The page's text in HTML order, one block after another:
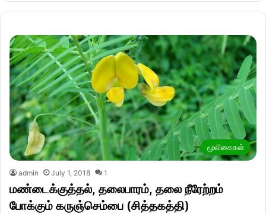
மூலிகைகள்
admin July 1, 2018 1
மண்டைக்குத்தல், தலைபாரம், தலை நீரேற்றம்
போக்கும் கருஞ்செம்பை (சித்தகத்தி)